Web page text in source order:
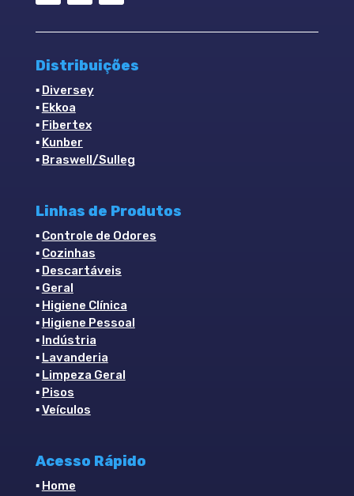
Distribuições
▪ Diversey
▪ Ekkoa
▪ Fibertex
▪ Kunber
▪ Braswell/Sulleg
Linhas de Produtos
▪ Controle de Odores
▪ Cozinhas
▪ Descartáveis
▪ Geral
▪ Higiene Clínica
▪ Higiene Pessoal
▪ Indústria
▪ Lavanderia
▪ Limpeza Geral
▪ Pisos
▪Veículos
Acesso Rápido
▪ Home